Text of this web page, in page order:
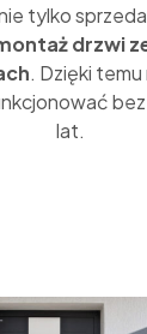
tylko
drzwi
. Dzięki
lat.